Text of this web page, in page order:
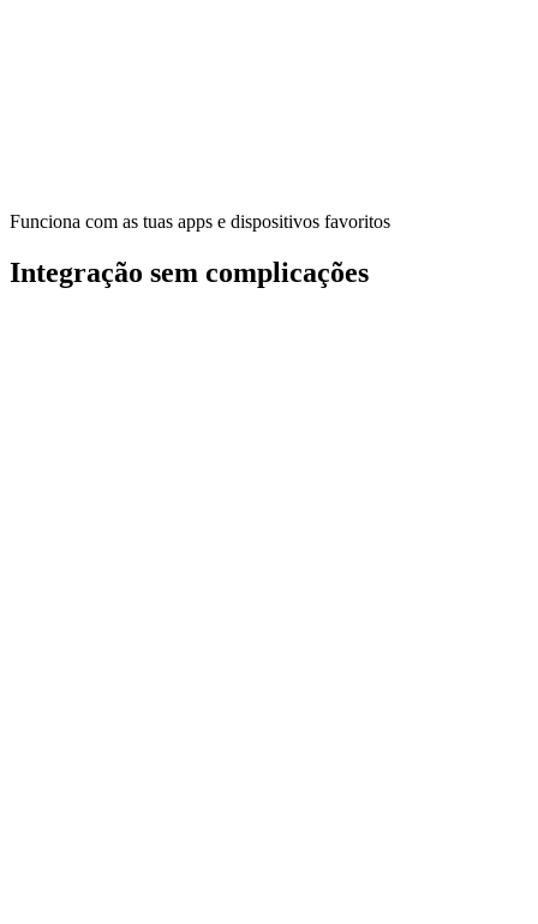
Funciona com as tuas apps e dispositivos favoritos
Integração sem complicações